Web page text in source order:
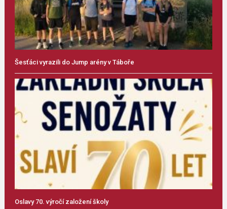
Šesťáci vyrazili do Jump arény v Táboře
Oslavy 70. výročí založení školy